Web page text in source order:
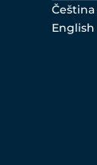
Čeština
English